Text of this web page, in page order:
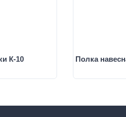
К-10 Полка